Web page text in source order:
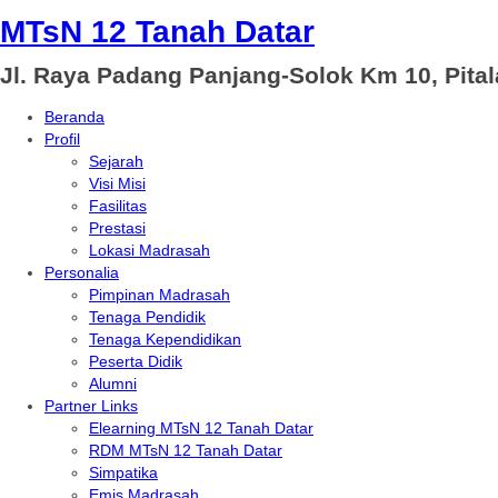
MTsN 12 Tanah Datar
Jl. Raya Padang Panjang-Solok Km 10,
Beranda
Profil
Sejarah
Visi Misi
Fasilitas
Prestasi
Lokasi Madrasah
Personalia
Pimpinan Madrasah
Tenaga Pendidik
Tenaga Kependidikan
Peserta Didik
Alumni
Partner Links
Elearning MTsN 12 Tanah Datar
RDM MTsN 12 Tanah Datar
Simpatika